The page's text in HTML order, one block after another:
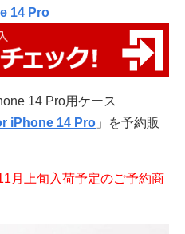
14 Pro
14 Pro用ケース
iPhone 14 Pro 」を予約販
月上旬入荷予定のご予約商